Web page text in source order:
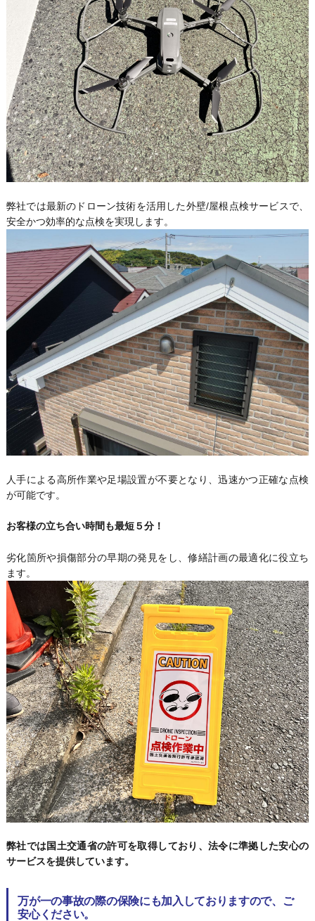
弊社では最新のドローン技術を活用した外壁/屋根点検サービスで、
安全かつ効率的な点検を実現します。
人手による高所作業や足場設置が不要となり、迅速かつ正確な点検
が可能です。
お客様の立ち合い時間も最短５分！
劣化箇所や損傷部分の早期の発見をし、修繕計画の最適化に役立ち
ます。
弊社では国土交通省の許可を取得しており、法令に準拠した安心の
サービスを提供しています。
万が一の事故の際の保険にも加入しておりますので、ご
安心ください。